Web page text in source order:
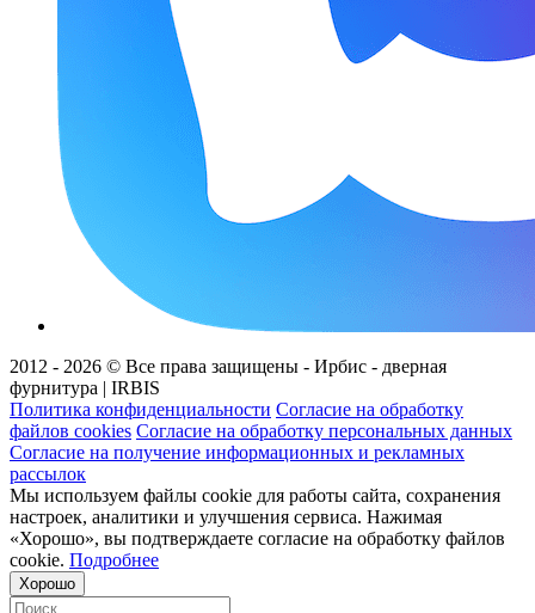
2012 - 2026 © Все права защищены - Ирбис - дверная
фурнитура | IRBIS
Политика конфиденциальности Согласие на обработку
файлов cookies Согласие на обработку персональных данных
Согласие на получение информационных и рекламных
рассылок
Мы используем файлы cookie для работы сайта, сохранения
настроек, аналитики и улучшения сервиса. Нажимая
«Хорошо», вы подтверждаете согласие на обработку файлов
cookie. Подробнее
Хорошо